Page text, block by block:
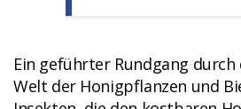
Ein geführter Rundgang
Welt der Honigpflanzen und